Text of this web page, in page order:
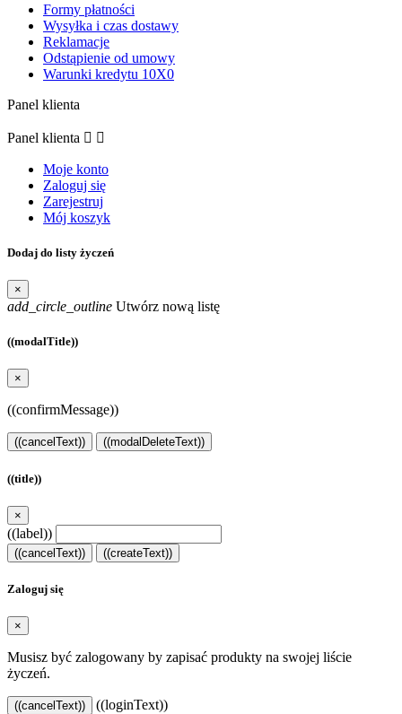
Formy płatności
Wysyłka i czas dostawy
Reklamacje
Odstąpienie od umowy
Warunki kredytu 10X0
Panel klienta
Panel klienta  
Moje konto
Zaloguj się
Zarejestruj
Mój koszyk
Dodaj do listy życzeń
×
add_circle_outline Utwórz nową listę
((modalTitle))
×
((confirmMessage))
((cancelText)) ((modalDeleteText))
((title))
×
((label))
((cancelText)) ((createText))
Zaloguj się
×
Musisz być zalogowany by zapisać produkty na swojej liście
życzeń.
((cancelText))
((loginText))